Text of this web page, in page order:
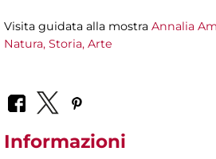
Visita guidata alla mostra Annalia
Natura, Storia, Arte
Informazioni